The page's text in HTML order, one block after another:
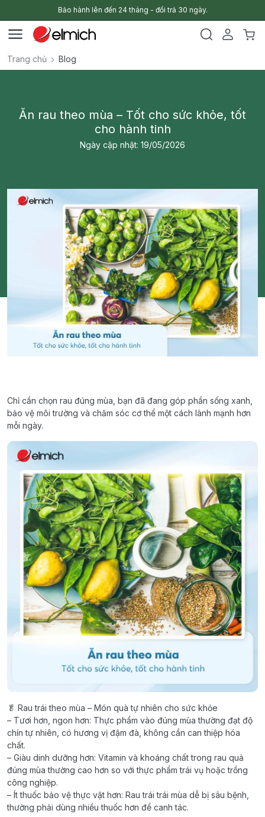
Bảo hành lên đến 24 tháng - đổi trả 30 ngày.
Trang chủ Blog
Ăn rau theo mùa – Tốt cho sức khỏe, tốt
cho hành tinh
Ngày cập nhật: 19/05/2026
Chỉ cần chọn rau đúng mùa, bạn đã đang góp phần sống xanh,
bảo vệ môi trường và chăm sóc cơ thể một cách lành mạnh hơn
mỗi ngày.
🥬 Rau trái theo mùa – Món quà tự nhiên cho sức khỏe
– Tươi hơn, ngon hơn: Thực phẩm vào đúng mùa thường đạt độ
chín tự nhiên, có hương vị đậm đà, không cần can thiệp hóa
chất.
– Giàu dinh dưỡng hơn: Vitamin và khoáng chất trong rau quả
đúng mùa thường cao hơn so với thực phẩm trái vụ hoặc trồng
công nghiệp.
– Ít thuốc bảo vệ thực vật hơn: Rau trái trái mùa dễ bị sâu bệnh,
thường phải dùng nhiều thuốc hơn để canh tác.